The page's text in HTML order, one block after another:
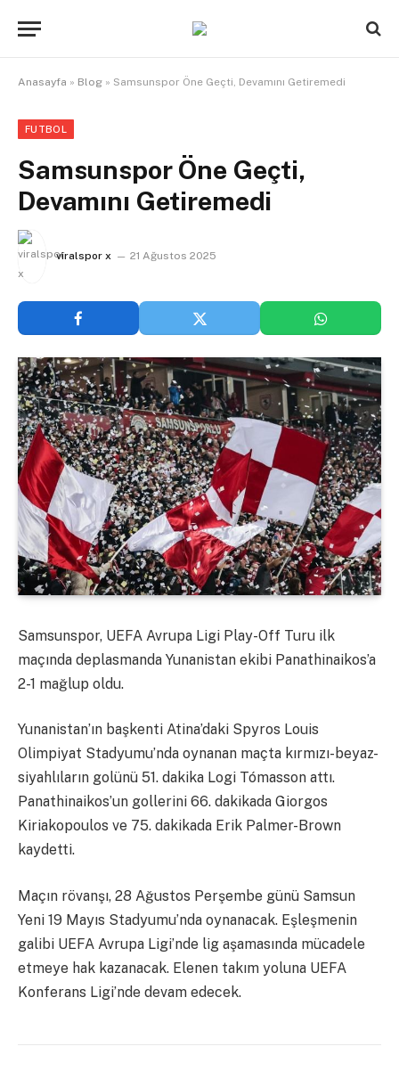
Anasayfa » Blog » Samsunspor Öne Geçti, Devamını Getiremedi
FUTBOL
Samsunspor Öne Geçti,
Devamını Getiremedi
viralspor x 21 Ağustos 2025
Samsunspor, UEFA Avrupa Ligi Play-Off Turu ilk
maçında deplasmanda Yunanistan ekibi Panathinaikos’a
2-1 mağlup oldu.
Yunanistan’ın başkenti Atina’daki Spyros Louis
Olimpiyat Stadyumu’nda oynanan maçta kırmızı-beyaz-
siyahlıların golünü 51. dakika Logi Tómasson attı.
Panathinaikos’un gollerini 66. dakikada Giorgos
Kiriakopoulos ve 75. dakikada Erik Palmer-Brown
kaydetti.
Maçın rövanşı, 28 Ağustos Perşembe günü Samsun
Yeni 19 Mayıs Stadyumu’nda oynanacak. Eşleşmenin
galibi UEFA Avrupa Ligi’nde lig aşamasında mücadele
etmeye hak kazanacak. Elenen takım yoluna UEFA
Konferans Ligi’nde devam edecek.